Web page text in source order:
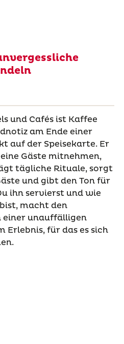
und Cafés ist Kaffee
am Ende einer
auf der Speisekarte. Er
Gäste mitnehmen,
tägliche Rituale, sorgt
und gibt den Ton für
ihn servierst und wie
macht den
einer unauffälligen
Erlebnis, für das es sich